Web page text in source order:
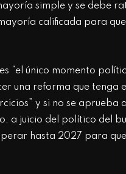
simple y se debe
calificada para
“el único momento
una reforma que tenga
y si no se aprueba
a juicio del político del
hasta 2027 para